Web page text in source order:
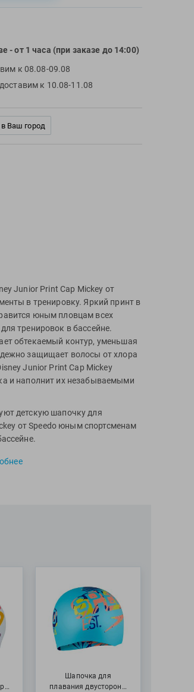
- от 1 часа (при заказе до 14:00)
к 08.08-09.08
к 10.08-11.08
Ваш город
Junior Print Cap Mickey от
в тренировку. Яркий принт в
юным пловцам всех
тренировок в бассейне.
обтекаемый контур, уменьшая
защищает волосы от хлора
Junior Print Cap Mickey
и наполнит их незабываемыми
детскую шапочку для
от Speedo юным спортсменам
Шапочка для
плавания двусторон…